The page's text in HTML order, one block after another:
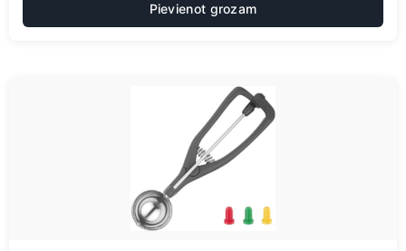
Pievienot grozam